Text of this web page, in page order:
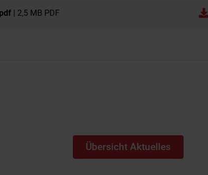
| 2,5 MB PDF
Übersicht Aktuelles